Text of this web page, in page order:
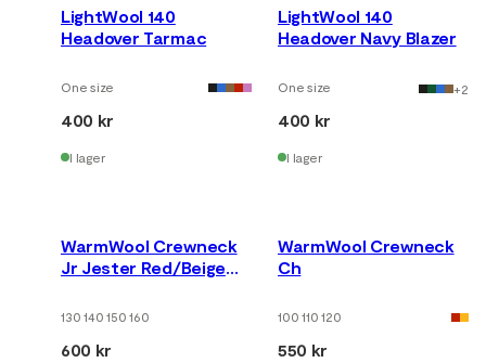
LightWool 140
Headover Tarmac
One size
400 kr
I lager
LightWool 140
Headover Navy Blazer
One size +2
400 kr
I lager
WarmWool Crewneck
Jr Jester Red/Beige
130 140 150 160
600 kr
WarmWool Crewneck
Ch
100 110 120
550 kr